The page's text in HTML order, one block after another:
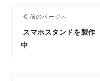
前のページへ
スマホスタンドを製作
中